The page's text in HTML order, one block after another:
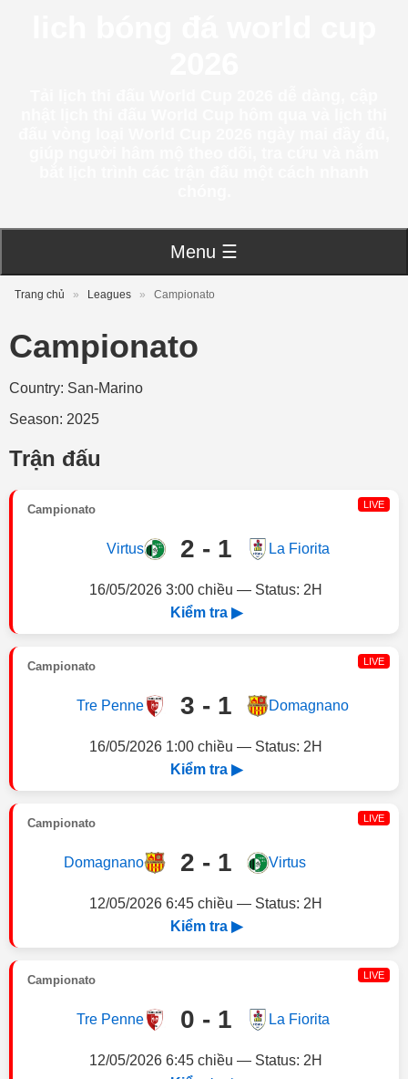
Menu ☰
Trang chủ » Leagues » Campionato
Campionato
Country: San-Marino
Season: 2025
Trận đấu
Campionato LIVE
Virtus 2 - 1 La Fiorita
16/05/2026 3:00 chiều — Status: 2H
Kiểm tra ▶
Campionato LIVE
Tre Penne 3 - 1 Domagnano
16/05/2026 1:00 chiều — Status: 2H
Kiểm tra ▶
Campionato LIVE
Domagnano 2 - 1 Virtus
12/05/2026 6:45 chiều — Status: 2H
Kiểm tra ▶
Campionato LIVE
Tre Penne 0 - 1 La Fiorita
12/05/2026 6:45 chiều — Status: 2H